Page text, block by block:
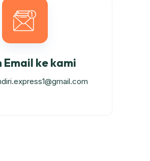
Email ke kami